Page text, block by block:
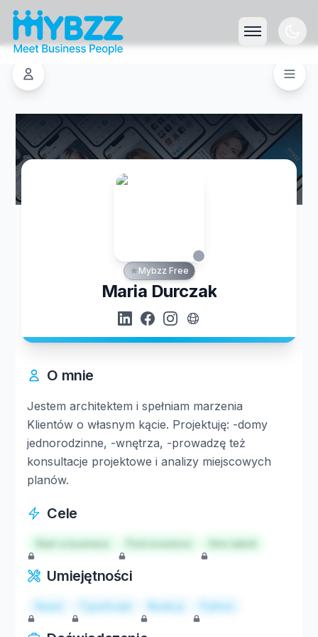
Mybzz Free
Maria Durczak
O mnie
Jestem architektem i spełniam marzenia
Klientów o własnym kącie. Projektuję: -domy
jednorodzinne, -wnętrza, -prowadzę też
konsultacje projektowe i analizy miejscowych
planów.
Cele
Start a business Hire talent
Umiejętności
React TypeScript Node.js Python